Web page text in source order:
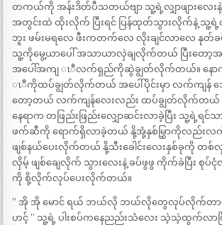
တကယ်ကို အန်းဒိတ်ပီသတယ်ဗျာ သူ့ရဲ့လျှာဖျားလေးနဲ့
အတွင်းထဲ ထိုးလိုက် ပြီးရင် ပြန်ထုတ်သွားလိုက်နဲ့ သူ့ရဲ့
ဘူး ဖမ်းမရလေ ဖီးကတက်လေ လိုးချင်လာလေ နုတ်ခမ်း
သူ့ကိုမွေ့ယာပေါ် အသာယာလှဲချလိုက်တယ် ပြီးတော့အ
အပေါ်အကျ ၤီလက်ရှည်ကိုဆွဲချွတ်လိုက်တယ်။ နော
ၤီကိုထပ်ချွတ်လိုက်တယ် အပေါ်ပိုင်းမှာ လက်ကျန်
တော့တယ် လက်ကျန်လေးလည်း ထပ်ချွတ်လိုက်တယ် နုတ်
နေရာက တဖြည်းဖြည်းလျှောဆင်းလာခဲ့ပြီး သူ့ရဲ့ရင်သ
ဖက်ဆီကို ရောက်ရှိလာခဲ့တယ် နို့အုံ့နှစ်မြွှာကိုလည်းလ
ဖျစ်နယ်ပေးလိုက်တယ် နို့သီးခေါင်းလေးနှစ်ခုကို တ
လှိမ့် ဖျစ်ချေလိုက် သွားလေးနဲ့ ခပ်ဖွဖွ ကိုက်ခဲပြီး စုပ်ငုံ
ကို စို့လိုက်လုပ်ပေးလိုက်တယ်။
” အို အို မောင် ရယ် ဘယ်လို ဘယ်လိုတွေလုပ်လိုက်တ
ဟင့် ” သူ့ရဲ့ ပါးစပ်ကနေညည်းသံလေး သဲ့သဲ့ထွက်လာ